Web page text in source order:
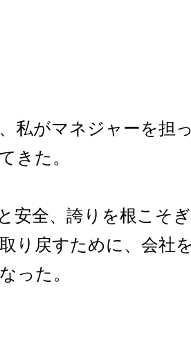
私がマネジャーを担
きた。
安全、誇りを根こそ
り戻すために、会社
った。